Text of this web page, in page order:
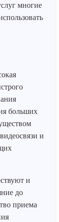
многие
больших
и
и
до
приема